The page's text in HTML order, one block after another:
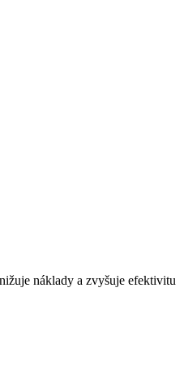
náklady a zvyšuje efektivitu